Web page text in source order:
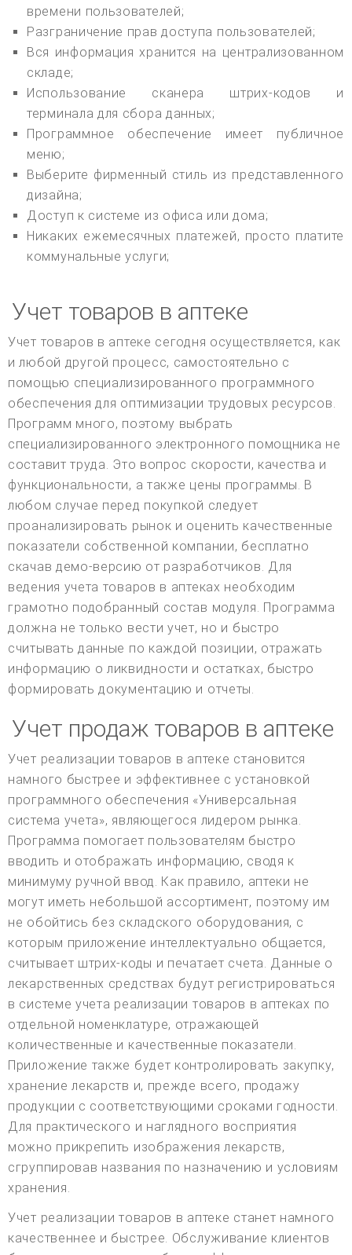
времени пользователей;
Разграничение прав доступа пользователей;
Вся информация хранится на централизованном
складе;
Использование сканера штрих-кодов и
терминала для сбора данных;
Программное обеспечение имеет публичное
меню;
Выберите фирменный стиль из представленного
дизайна;
Доступ к системе из офиса или дома;
Никаких ежемесячных платежей, просто платите
коммунальные услуги;
Учет товаров в аптеке
Учет товаров в аптеке сегодня осуществляется, как
и любой другой процесс, самостоятельно с
помощью специализированного программного
обеспечения для оптимизации трудовых ресурсов.
Программ много, поэтому выбрать
специализированного электронного помощника не
составит труда. Это вопрос скорости, качества и
функциональности, а также цены программы. В
любом случае перед покупкой следует
проанализировать рынок и оценить качественные
показатели собственной компании, бесплатно
скачав демо-версию от разработчиков. Для
ведения учета товаров в аптеках необходим
грамотно подобранный состав модуля. Программа
должна не только вести учет, но и быстро
считывать данные по каждой позиции, отражать
информацию о ликвидности и остатках, быстро
формировать документацию и отчеты.
Учет продаж товаров в аптеке
Учет реализации товаров в аптеке становится
намного быстрее и эффективнее с установкой
программного обеспечения «Универсальная
система учета», являющегося лидером рынка.
Программа помогает пользователям быстро
вводить и отображать информацию, сводя к
минимуму ручной ввод. Как правило, аптеки не
могут иметь небольшой ассортимент, поэтому им
не обойтись без складского оборудования, с
которым приложение интеллектуально общается,
считывает штрих-коды и печатает счета. Данные о
лекарственных средствах будут регистрироваться
в системе учета реализации товаров в аптеках по
отдельной номенклатуре, отражающей
количественные и качественные показатели.
Приложение также будет контролировать закупку,
хранение лекарств и, прежде всего, продажу
продукции с соответствующими сроками годности.
Для практического и наглядного восприятия
можно прикрепить изображения лекарств,
сгруппировав названия по назначению и условиям
хранения.
Учет реализации товаров в аптеке станет намного
качественнее и быстрее. Обслуживание клиентов